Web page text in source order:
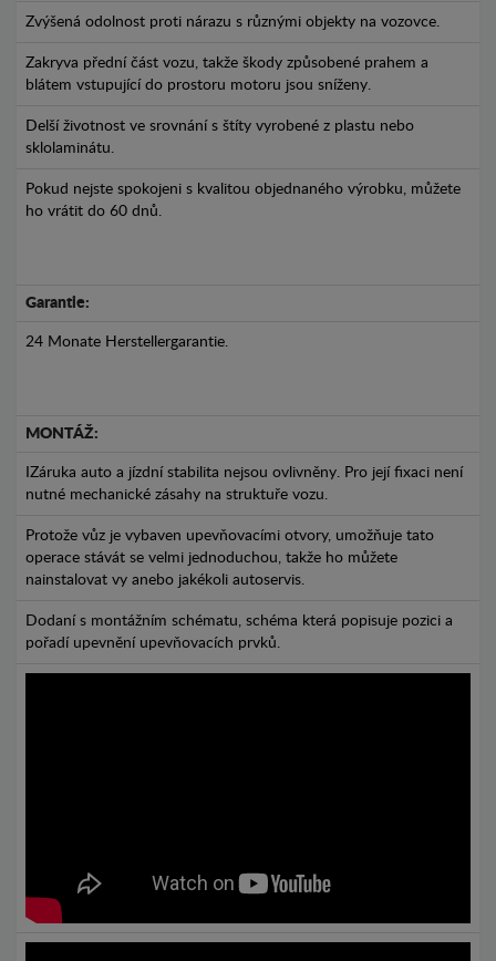
Zvýšená odolnost proti nárazu s různými objekty na vozovce.
Zakryva přední část vozu, takže škody způsobené prahem a
blátem vstupující do prostoru motoru jsou sníženy.
Delší životnost ve srovnání s štíty vyrobené z plastu nebo
sklolaminátu.
Pokud nejste spokojeni s kvalitou objednaného výrobku, můžete
ho vrátit do 60 dnů.
Garantie:
24 Monate Herstellergarantie.
MONTÁŽ:
IZáruka auto a jízdní stabilita nejsou ovlivněny. Pro její fixaci není
nutné mechanické zásahy na struktuře vozu.
Protože vůz je vybaven upevňovacími otvory, umožňuje tato
operace stávát se velmi jednoduchou, takže ho můžete
nainstalovat vy anebo jakékoli autoservis.
Dodaní s montážním schématu, schéma která popisuje pozici a
pořadí upevnění upevňovacích prvků.